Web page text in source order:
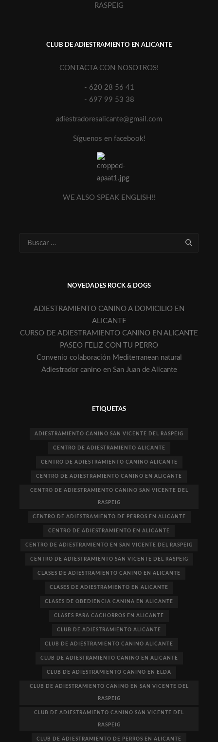
RASPEIG
CLUB DE ADIESTRAMIENTO EN ALICANTE
CONTACTA CON NOSOTROS!
- 620 28 56 41
- 697 99 53 38
adiestradoresalicante@gmail.com
Síguenos en facebook!
WE ALSO SPEAK ENGLISH!!
NOVEDADES ROCK & DOGS
ADIESTRAMIENTO CANINO A DOMICILIO EN
ALICANTE
CURSO DE ADIESTRAMIENTO CANINO EN ALICANTE
PASEO FELIZ CON TU PERRO
Convenio colaboración Mediterranean natural
Adiestrador canino en San Juan de Alicante
ETIQUETAS
ADIESTRAMIENTO CANINO SAN VICENTE DEL RASPEIG
CENTRO DE ADIESTRAMIENTO ALICANTE
CENTRO DE ADIESTRAMIENTO CANINO ALICANTE
CENTRO DE ADIESTRAMIENTO CANINO EN ALICANTE
CENTRO DE ADIESTRAMIENTO CANINO SAN VICENTE DEL
RASPEIG
CENTRO DE ADIESTRAMIENTO DE PERROS EN ALICANTE
CENTRO DE ADIESTRAMIENTO EN ALICANTE
CENTRO DE ADIESTRAMIENTO EN SAN VICENTE DEL RASPEIG
CENTRO DE ADIESTRAMIENTO SAN VICENTE DEL RASPEIG
CLASES DE ADIESTRAMIENTO CANINO EN ALICANTE
CLASES DE ADIESTRAMIENTO EN ALICANTE
CLASES DE OBEDIENCIA CANINA EN ALICANTE
CLASES PARA CACHORROS EN ALICANTE
CLUB DE ADIESTRAMIENTO ALICANTE
CLUB DE ADIESTRAMIENTO CANINO ALICANTE
CLUB DE ADIESTRAMIENTO CANINO EN ALICANTE
CLUB DE ADIESTRAMIENTO CANINO EN ELDA
CLUB DE ADIESTRAMIENTO CANINO EN SAN VICENTE DEL
RASPEIG
CLUB DE ADIESTRAMIENTO CANINO SAN VICENTE DEL
RASPEIG
CLUB DE ADIESTRAMIENTO DE PERROS EN ALICANTE